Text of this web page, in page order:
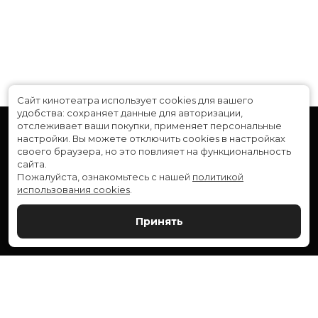
Расписание
Скоро в кино
Служба поддержки
Сайт кинотеатра использует cookies для вашего
удобства: сохраняет данные для авторизации,
отслеживает ваши покупки, применяет персональные
настройки. Вы можете отключить cookies в настройках
своего браузера, но это повлияет на функциональность
сайта.
Пожалуйста, ознакомьтесь с нашей политикой
использования cookies
Принять